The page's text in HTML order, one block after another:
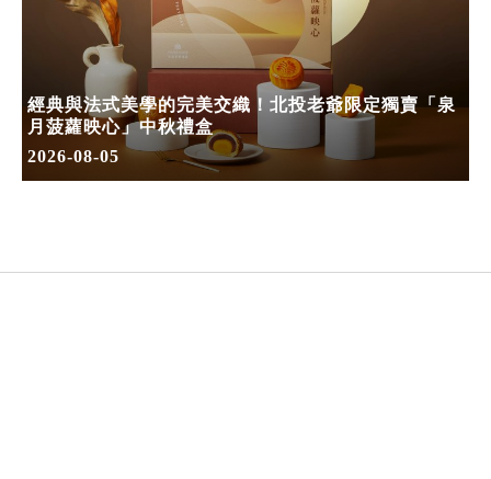
經典與法式美學的完美交織！北投老爺限定獨賣「泉
月菠蘿映心」中秋禮盒
2026-08-05